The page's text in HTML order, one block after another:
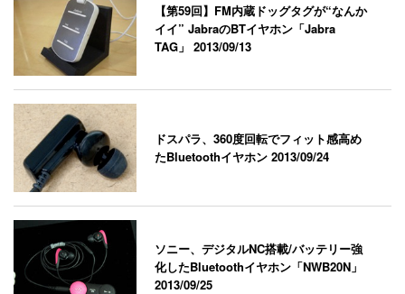
【第59回】FM内蔵ドッグタグが“なんか
イイ” JabraのBTイヤホン「Jabra
TAG」2013/09/13
ドスパラ、360度回転でフィット感高め
たBluetoothイヤホン2013/09/24
ソニー、デジタルNC搭載/バッテリー強
化したBluetoothイヤホン「NWB20N」
2013/09/25